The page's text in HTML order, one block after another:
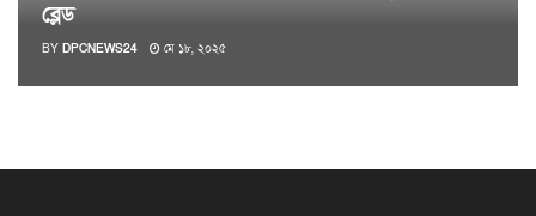
ব্লেড
BY DPCNEWS24 মে ১৮, ২০২৫